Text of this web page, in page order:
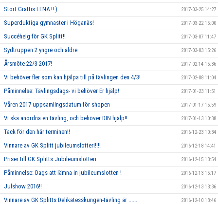
Stort Grattis LENA !!:) 2017-03-25 14:27
Superduktiga gymnaster i Höganäs! 2017-03-22 15:00
Succéhelg för GK Splitt!! 2017-03-07 11:47
Sydtruppen 2 yngre och äldre 2017-03-03 15:26
Årsmöte 22/3-2017! 2017-02-14 15:36
Vi behöver fler som kan hjälpa till på tävlingen den 4/3! 2017-02-08 11:04
Påminnelse: Tävlingsdags- vi behöver Er hjälp! 2017-01-23 11:51
Våren 2017 uppsamlingsdatum för shopen 2017-01-17 15:59
Vi ska anordna en tävling, och behöver DIN hjälp!! 2017-01-13 10:38
Tack för den här terminen!! 2016-12-23 10:34
Vinnare av GK Splitt jubileumslotteri!!!! 2016-12-18 14:41
Priser till GK Splitts Jubileumslotteri 2016-12-15 13:54
Påminnelse: Dags att lämna in jubileumslotten ! 2016-12-13 15:17
Julshow 2016!! 2016-12-13 13:36
Vinnare av GK Splitts Delikatesskungen-tävling är ...... 2016-12-10 13:46